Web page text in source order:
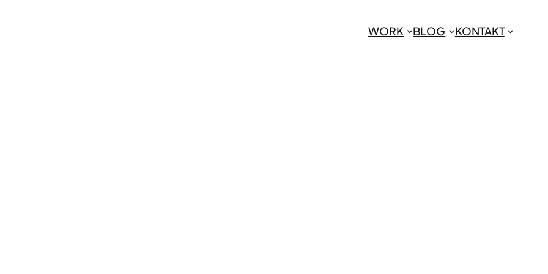
WORK BLOG KONTAKT